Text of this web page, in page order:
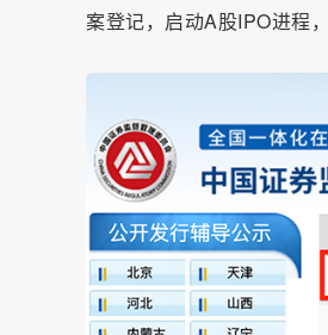
案登记，启动A股IPO进程